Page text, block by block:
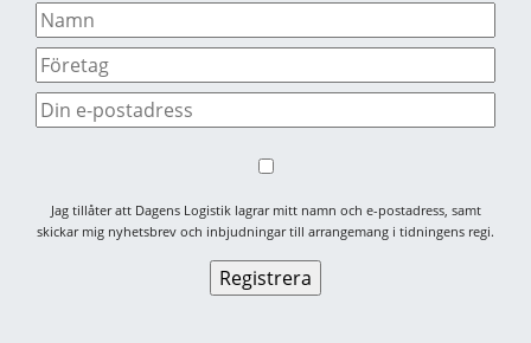
Jag tillåter att Dagens Logistik lagrar mitt namn och e-postadress, samt
skickar mig nyhetsbrev och inbjudningar till arrangemang i tidningens regi.